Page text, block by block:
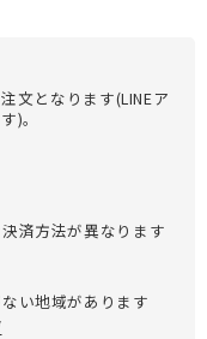
文となります(LINEア
)。
済方法が異なります
い地域があります